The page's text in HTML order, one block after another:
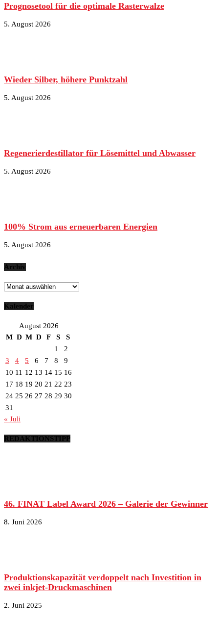
Prognosetool für die optimale Rasterwalze
5. August 2026
Wieder Silber, höhere Punktzahl
5. August 2026
Regenerierdestillator für Lösemittel und Abwasser
5. August 2026
100% Strom aus erneuerbaren Energien
5. August 2026
Archiv
Archiv
Kalender
August 2026
M D M D F S
S
1
2
3
4 5 6 7 8
9
10 11 12 13 14 15 16
17 18 19 20 21 22 23
24 25 26 27 28 29 30
31
« Juli
REDAKTIONSTIPP
46. FINAT Label Award 2026 – Galerie der Gewinner
8. Juni 2026
Produktionskapazität verdoppelt nach Investition in
zwei inkjet-Druckmaschinen
2. Juni 2025